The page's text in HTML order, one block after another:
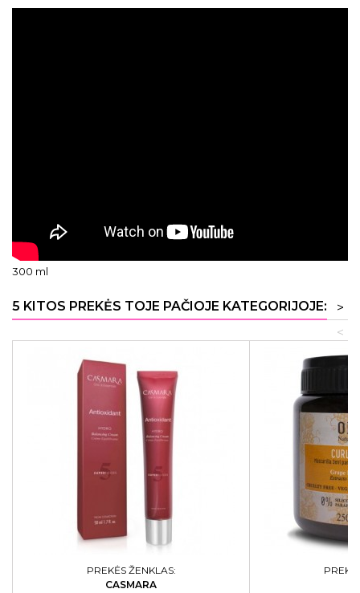
300 ml
5 KITOS PREKĖS TOJE PAČIOJE KATEGORIJOJE:
>
<
PREKĖS ŽENKLAS:
CASMARA